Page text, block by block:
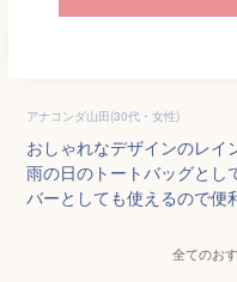
アナコンダ山田(30代・女性)
おしゃれなデザインのレイ
雨の日のトートバッグとし
バーとしても使えるので便
全てのお